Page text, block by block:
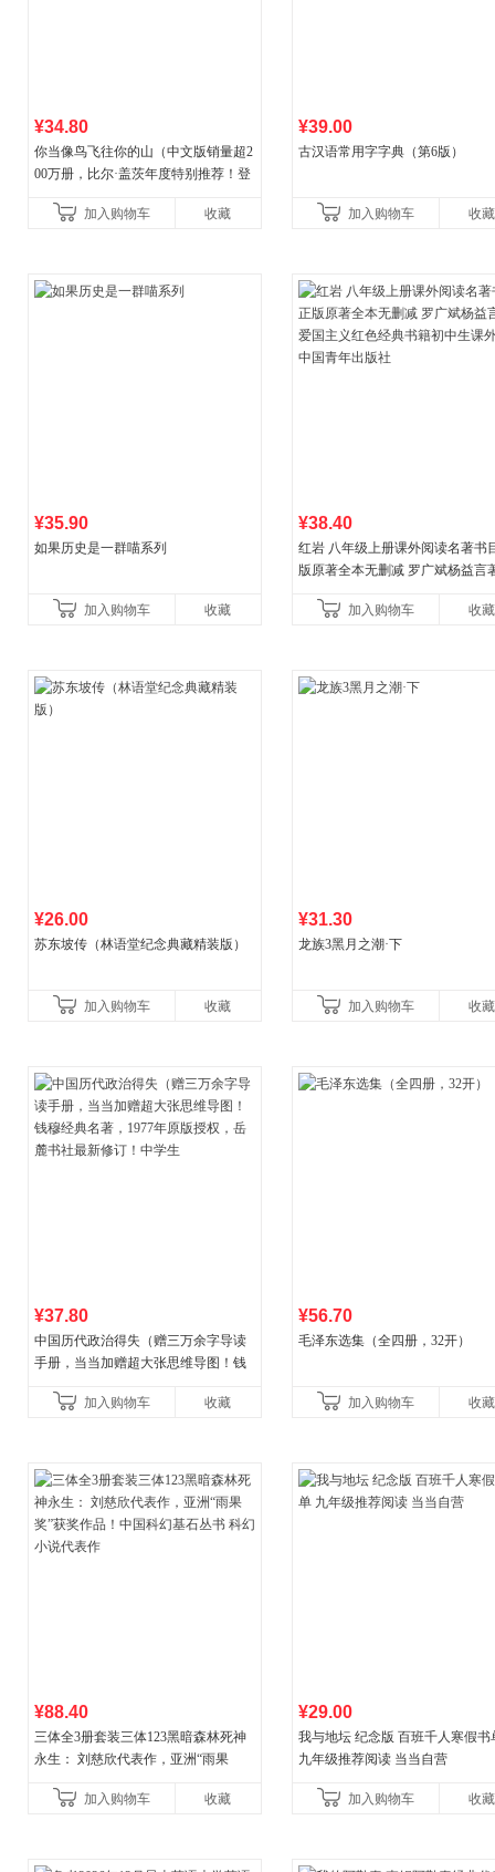
¥34.80
你当像鸟飞往你的山（中文版销量超2
00万册，比尔·盖茨年度特别推荐！登
比你听说的还要
加入购物车 收藏
¥39.00
古汉语常用字字典（第6版）
加入购物车 收藏
¥35.90
如果历史是一群喵系列
加入购物车 收藏
¥38.40
红岩 八年级上册课外阅读名著书
版原著全本无删减 罗广斌杨益言
国青年出版社加入购物车 收藏
¥26.00
苏东坡传（林语堂纪念典藏精装版）
加入购物车 收藏
¥31.30
龙族3黑月之潮·下
加入购物车 收藏
¥37.80
中国历代政治得失（赠三万余字导读
手册，当当加赠超大张思维导图！钱
书社最新修订！中学生
加入购物车 收藏
¥56.70
毛泽东选集（全四册，32开）
加入购物车 收藏
¥88.40
三体全3册套装三体123黑暗森林死神
永生： 刘慈欣代表作，亚洲“雨果
小说代表作加入购物车 收藏
¥29.00
我与地坛 纪念版 百班千人寒假书
九年级推荐阅读 当当自营
加入购物车 收藏